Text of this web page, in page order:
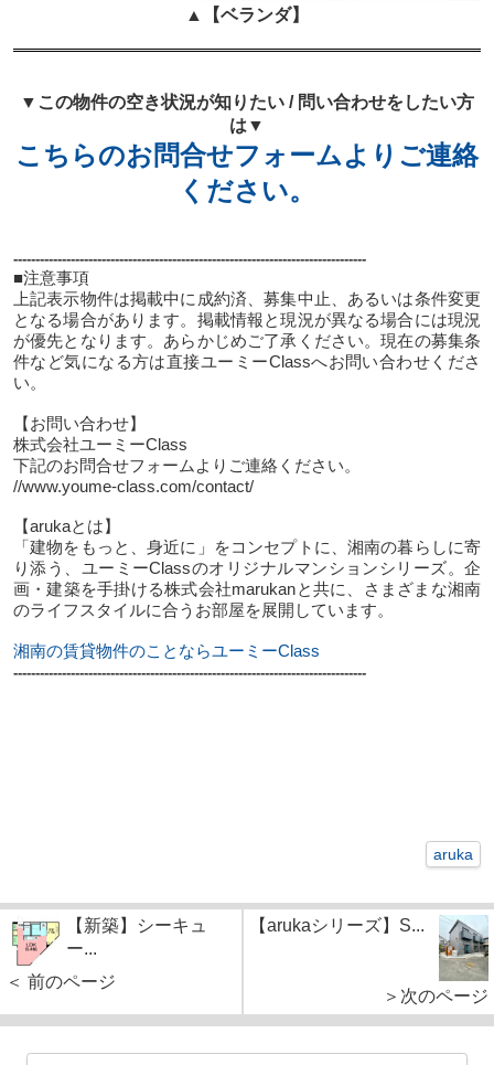
▲ 【ベランダ】
▼この物件の空き状況が知りたい / 問い合わせをしたい方
は▼
こちらのお問合せフォームよりご連絡
ください。
--------------------------------------------------------------------------------
■注意事項
上記表示物件は掲載中に成約済、募集中止、あるいは条件変更
となる場合があります。掲載情報と現況が異なる場合には現況
が優先となります。あらかじめご了承ください。現在の募集条
件など気になる方は直接ユーミーClassへお問い合わせくださ
い。
【お問い合わせ】
株式会社ユーミーClass
下記のお問合せフォームよりご連絡ください。
//www.youme-class.com/contact/
【arukaとは】
「建物をもっと、身近に」をコンセプトに、湘南の暮らしに寄
り添う、ユーミーClassのオリジナルマンションシリーズ。企
画・建築を手掛ける株式会社marukanと共に、さまざまな湘南
のライフスタイルに合うお部屋を展開しています。
湘南の賃貸物件のことならユーミーClass
--------------------------------------------------------------------------------
aruka
【新築】シーキュ
ー...
＜ 前のページ
【arukaシリーズ】S...
＞次のページ